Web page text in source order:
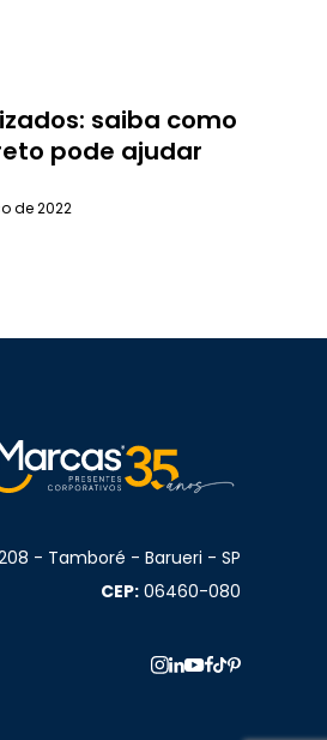
saiba como
pode ajudar
de 2022
- Tamboré - Barueri - SP
CEP: 06460-080